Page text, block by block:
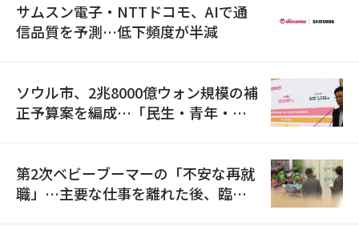
サムスン電子・NTTドコモ、AIで通
信品質を予測…低下頻度が半減
ソウル市、2兆8000億ウォン規模の補
正予算案を編成…「民生・青年・安
第2次ベビーブーマーの「不安な再就
職」…主要な仕事を離れた後、臨時